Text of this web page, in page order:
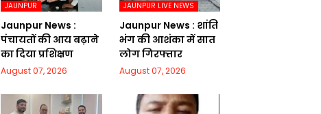
JAUNPUR
Jaunpur News :
पंचायतों की आय बढ़ाने
का दिया प्रशिक्षण
August 07, 2026
JAUNPUR LIVE NEWS
Jaunpur News : शांति
भंग की आशंका में सात
लोग गिरफ्तार
August 07, 2026